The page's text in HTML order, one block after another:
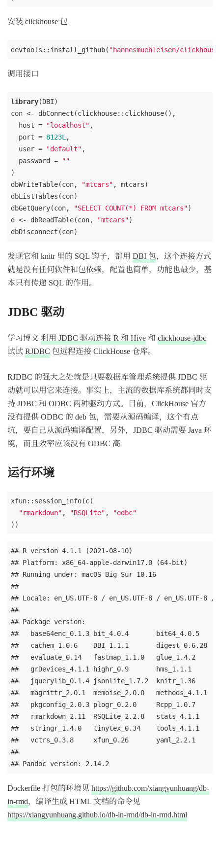
安装 clickhouse 包
devtools::install_github( "hannesmuehleisen/
调用接口
library(DBI)
con <- dbConnect(clickhouse::clickhouse(),
  host =
"localhost" ,
  port =
8123L,
  user =
"default" ,
  password =
""
)
dbWriteTable(con,
"mtcars" , mtcars)
dbListTables(con)
dbGetQuery(con,
"SELECT COUNT(*) FROM mtcars")
d <- dbReadTable(con,
"mtcars")
发现它和 knitr 里的 SQL 钩子，都用 DBI 包，这个连接方式
就是没有任何软件和包依赖，配置也简单，功能也最少，基
本只有传递 SQL 的作用。
JDBC 驱动
学习博文 利用 JDBC 驱动连接 R 和 Hive和 clickhouse-jdbc
试试RJDBC 包远程连接 ClickHouse 仓库。
RJDBC 的强大之处就是只要数据库管理系统提供 JDBC 驱
动就可以用它来连接。事实上，主流的数据库系统都同时支
持 JDBC 和 ODBC 两种驱动方式。目前，ClickHouse 官方
没有提供 ODBC 的 deb 包，需要从源码编译，这个有点
坑，要自己从源码编译配置，另外，JDBC 驱动需要 Java 环
境，而且效率应该没有 ODBC 高
运行环境
xfun::session_info(c(
"rmarkdown" , "RSQLite" ,
"odbc"
## R version 4.1.1 (2021-08-10)
## Platform: x86_64-apple-darwin17.0 (64-bit)
## Running under: macOS Big Sur 10.16
##
## Locale: en_US.UTF-8 / en_US.UTF-8 / en_US.UTF-8 /
##
## Package version:
##   base64enc_0.1.3 bit_4.0.4       bit64_4.0.5
##   cachem_1.0.6    DBI_1.1.1       digest_0.6.28
##   evaluate_0.14   fastmap_1.1.0   glue_1.4.2
##   grDevices_4.1.1 highr_0.9       hms_1.1.1
##   jquerylib_0.1.4 jsonlite_1.7.2  knitr_1.36
##   magrittr_2.0.1  memoise_2.0.0
##   pkgconfig_2.0.3 plogr_0.2.0     Rcpp_1.0.7
##   rmarkdown_2.11  RSQLite_2.2.8   stats_4.1.1
##   stringr_1.4.0   tinytex_0.34    tools_4.1.1
##   vctrs_0.3.8     xfun_0.26       yaml_2.2.1
##
Dockerfile 打包的环境见 https://github.com/xiangyunhuang/db-
in-rmd，编译生成 HTML 文档的命令见
https://xiangyunhuang.github.io/db-in-rmd/db-in-rmd.html